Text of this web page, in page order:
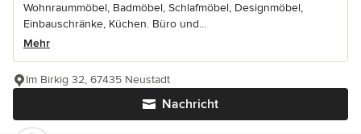
Wohnraummöbel, Badmöbel, Schlafmöbel, Designmöbel,
Einbauschränke, Küchen. Büro und...
Mehr
Nachricht
Im Birkig 32, 67435 Neustadt